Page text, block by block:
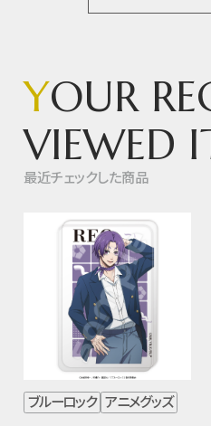
YOUR
VIEWED
最近チェックした商品
ブルーロック アニメグッズ